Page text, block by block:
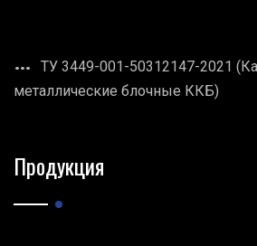
ТУ 3449-001-50312147-2021
металлические блочные ККБ)
Продукция